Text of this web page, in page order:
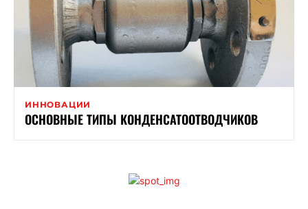
ИННОВАЦИИ
ОСНОВНЫЕ ТИПЫ КОНДЕНСАТООТВОДЧИКОВ